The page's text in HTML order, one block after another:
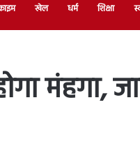
खेल धर्म शिक्षा
मंहगा,